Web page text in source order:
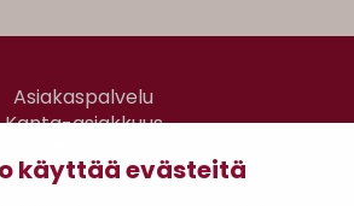
käyttää evästeitä
Asiakaspalvelu
Kanta-asiakkuus
Ratsula Café